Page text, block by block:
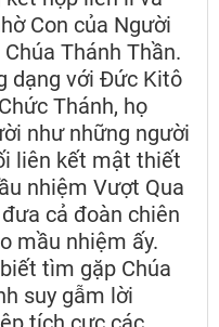
Con của Người
Thánh Thần.
dạng với Đức Kitô
Thánh, họ
như những người
liên kết mật thiết
nhiệm Vượt Qua
cả đoàn chiên
mầu nhiệm ấy.
tìm gặp Chúa
suy gẫm lời